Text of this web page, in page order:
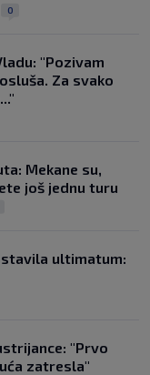
0
"Pozivam
Za svako
Mekane su,
još jednu turu
ultimatum:
"Prvo
zatresla"